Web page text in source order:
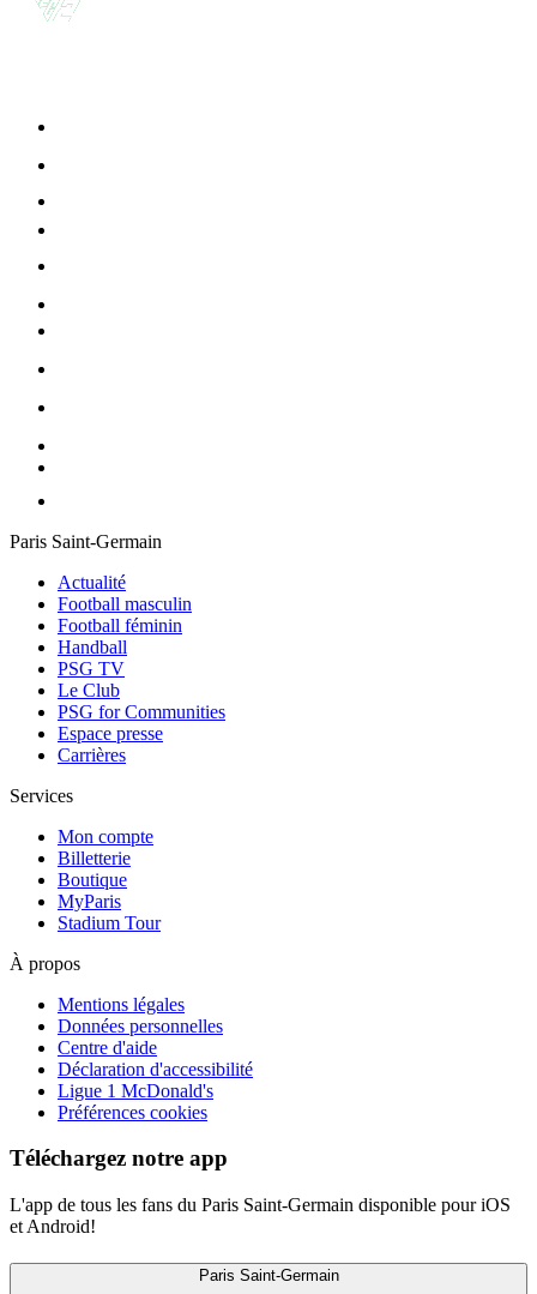
Paris Saint-Germain
Actualité
Football masculin
Football féminin
Handball
PSG TV
Le Club
PSG for Communities
Espace presse
Carrières
Services
Mon compte
Billetterie
Boutique
MyParis
Stadium Tour
À propos
Mentions légales
Données personnelles
Centre d'aide
Déclaration d'accessibilité
Ligue 1 McDonald's
Préférences cookies
Téléchargez notre app
L'app de tous les fans du Paris Saint-Germain disponible pour iOS
et Android!
Paris Saint-Germain